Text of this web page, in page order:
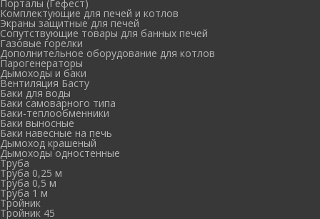
Порталы (Гефест)
Комплектующие для печей и котлов
Экраны защитные для печей
Сопутствующие товары для банных печей
Газовые горелки
Дополнительное оборудование для котлов
Парогенераторы
Дымоходы и баки
Вентиляция Басту
Баки для воды
Баки самоварного типа
Баки-теплообменники
Баки выносные
Баки навесные на печь
Дымоход крашеный
Дымоходы одностенные
Труба
Труба 0,25 м
Труба 0,5 м
Труба 1 м
Тройник
Тройник 45